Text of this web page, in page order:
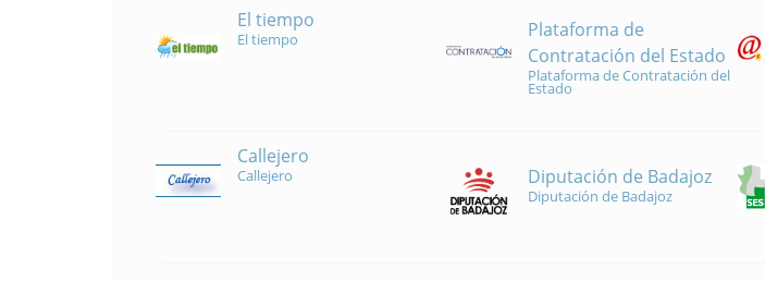
El tiempo
El tiempo
Plataforma de
Contratación del Estado
Plataforma de Contratación del
Estado
Callejero
Callejero Diputación de Badajoz
Diputación de Badajoz